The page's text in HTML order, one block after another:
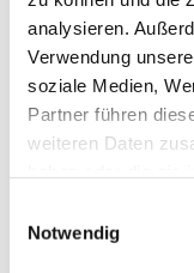
analysieren.
Verwendung
soziale Medien,
Partner führen
weiteren Daten
Notwendig
Sonntag,
Kirche
7461
Lektorin